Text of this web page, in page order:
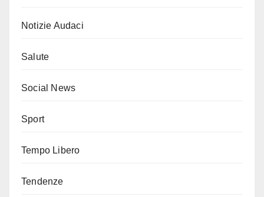
Notizie Audaci
Salute
Social News
Sport
Tempo Libero
Tendenze